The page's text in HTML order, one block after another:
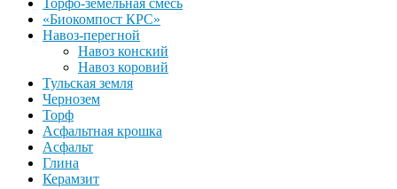
Торфо-земельная смесь
«Биокомпост КРС»
Навоз-перегной
Навоз конский
Навоз коровий
Тульская земля
Чернозем
Торф
Асфальтная крошка
Асфальт
Глина
Керамзит